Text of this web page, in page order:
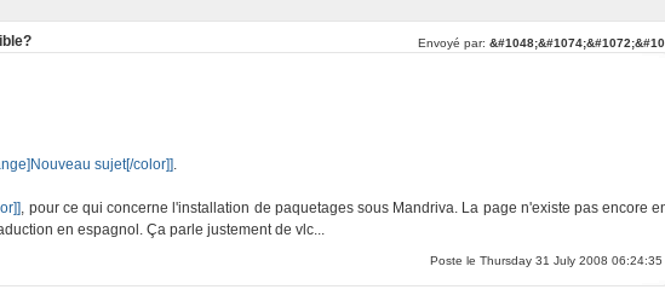
Envoyé par:
sujet[/color]].
, pour ce qui concerne l'installation de paquetages sous Mandriva. La page n'existe pas encore
en espagnol. Ça parle justement de vlc...
Poste le Thursday 31 July 2008 06:24:35